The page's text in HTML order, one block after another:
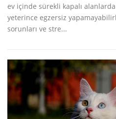
ev içinde sürekli kapalı
yeterince egzersiz
sorunları ve stre...